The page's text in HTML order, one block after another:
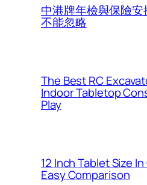
中港牌年檢與保險安
不能忽略
The Best RC
Indoor Tabletop
Play
12 Inch Tablet Size
Easy Comparison